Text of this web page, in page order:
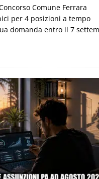
Comune Ferrara
per 4 posizioni a tempo
domanda entro il 7